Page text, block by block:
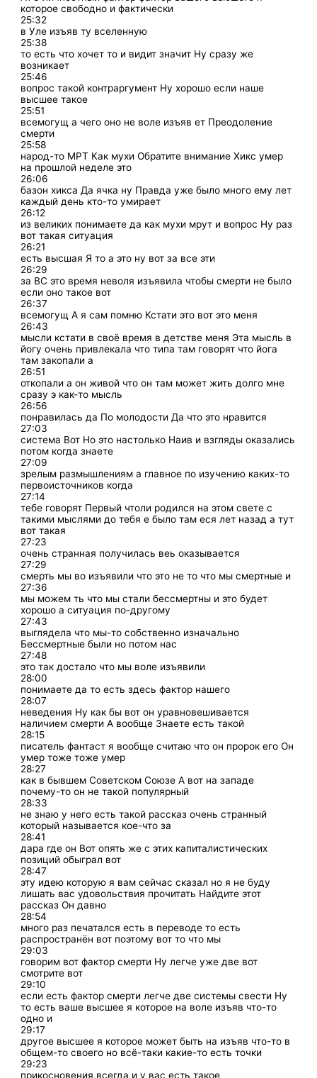
которое свободно и фактически
25:32
в Уле изъяв ту вселенную
25:38
то есть что хочет то и видит значит Ну сразу же
возникает
25:46
вопрос такой контраргумент Ну хорошо если наше
высшее такое
25:51
всемогущ а чего оно не воле изъяв ет Преодоление
смерти
25:58
народ-то МРТ Как мухи Обратите внимание Хикс умер
на прошлой неделе это
26:06
базон хикса Да ячка ну Правда уже было много ему лет
каждый день кто-то умирает
26:12
из великих понимаете да как мухи мрут и вопрос Ну раз
вот такая ситуация
26:21
есть высшая Я то а это ну вот за все эти
26:29
за ВС это время неволя изъявила чтобы смерти не было
если оно такое вот
26:37
всемогущ А я сам помню Кстати это вот это меня
26:43
мысли кстати в своё время в детстве меня Эта мысль в
йогу очень привлекала что типа там говорят что йога
там закопали а
26:51
откопали а он живой что он там может жить долго мне
сразу э как-то мысль
26:56
понравилась да По молодости Да что это нравится
27:03
система Вот Но это настолько Наив и взгляды оказались
потом когда знаете
27:09
зрелым размышлениям а главное по изучению каких-то
первоисточников когда
27:14
тебе говорят Первый чтоли родился на этом свете с
такими мыслями до тебя е было там еся лет назад а тут
вот такая
27:23
очень странная получилась веь оказывается
27:29
смерть мы во изъявили что это не то что мы смертные и
27:36
мы можем ть что мы стали бессмертны и это будет
хорошо а ситуация по-другому
27:43
выглядела что мы-то собственно изначально
Бессмертные были но потом нас
27:48
это так достало что мы воле изъявили
28:00
понимаете да то есть здесь фактор нашего
28:07
неведения Ну как бы вот он уравновешивается
наличием смерти А вообще Знаете есть такой
28:15
писатель фантаст я вообще считаю что он пророк его Он
умер тоже тоже умер
28:27
как в бывшем Советском Союзе А вот на западе
почему-то он не такой популярный
28:33
не знаю у него есть такой рассказ очень странный
который называется кое-что за
28:41
дара где он Вот опять же с этих капиталистических
позиций обыграл вот
28:47
эту идею которую я вам сейчас сказал но я не буду
лишать вас удовольствия прочитать Найдите этот
рассказ Он давно
28:54
много раз печатался есть в переводе то есть
распространён вот поэтому вот то что мы
29:03
говорим вот фактор смерти Ну легче уже две вот
смотрите вот
29:10
если есть фактор смерти легче две системы свести Ну
то есть ваше высшее я которое на воле изъяв что-то
одно и
29:17
другое высшее я которое может быть на изъяв что-то в
общем-то своего но всё-таки какие-то есть точки
29:23
прикосновения всегда и у вас есть такое